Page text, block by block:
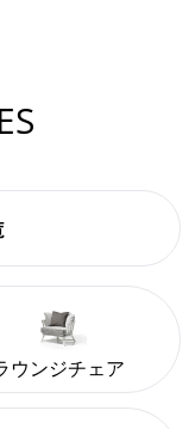
ウンジチェア